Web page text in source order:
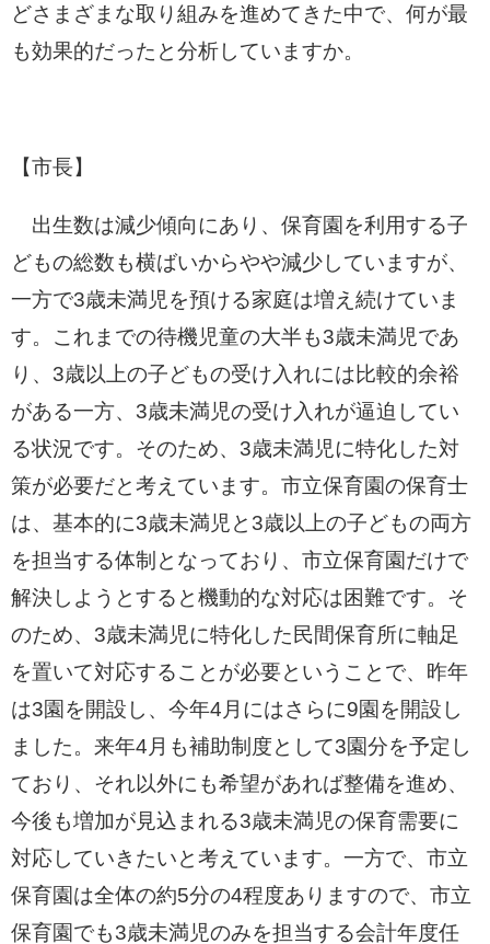
どさまざまな取り組みを進めてきた中で、何が最
も効果的だったと分析していますか。
【市長】
出生数は減少傾向にあり、保育園を利用する子
どもの総数も横ばいからやや減少していますが、
一方で3歳未満児を預ける家庭は増え続けていま
す。これまでの待機児童の大半も3歳未満児であ
り、3歳以上の子どもの受け入れには比較的余裕
がある一方、3歳未満児の受け入れが逼迫してい
る状況です。そのため、3歳未満児に特化した対
策が必要だと考えています。市立保育園の保育士
は、基本的に3歳未満児と3歳以上の子どもの両方
を担当する体制となっており、市立保育園だけで
解決しようとすると機動的な対応は困難です。そ
のため、3歳未満児に特化した民間保育所に軸足
を置いて対応することが必要ということで、昨年
は3園を開設し、今年4月にはさらに9園を開設し
ました。来年4月も補助制度として3園分を予定し
ており、それ以外にも希望があれば整備を進め、
今後も増加が見込まれる3歳未満児の保育需要に
対応していきたいと考えています。一方で、市立
保育園は全体の約5分の4程度ありますので、市立
保育園でも3歳未満児のみを担当する会計年度任